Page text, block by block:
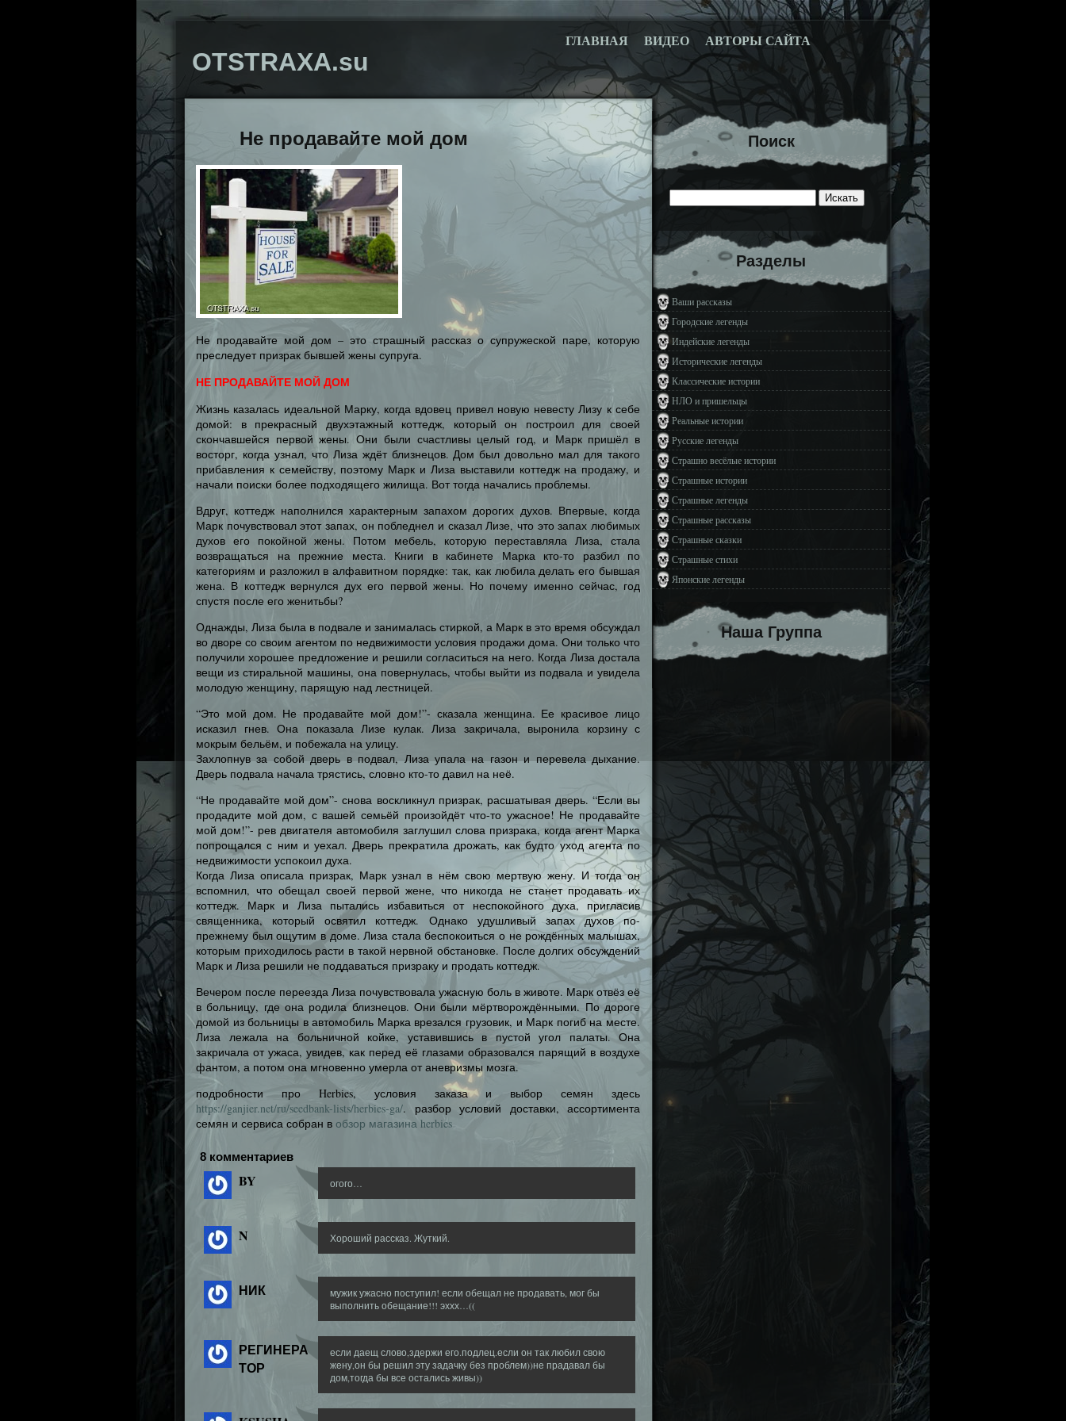
OTSTRAXA.su
ГЛАВНАЯ ВИДЕО АВТОРЫ САЙТА
Не продавайте мой дом
Не продавайте мой дом – это страшный рассказ о супружеской паре, которую
преследует призрак бывшей жены супруга.
НЕ ПРОДАВАЙТЕ МОЙ ДОМ
Жизнь казалась идеальной Марку, когда вдовец привел новую невесту Лизу к себе
домой: в прекрасный двухэтажный коттедж, который он построил для своей
скончавшейся первой жены. Они были счастливы целый год, и Марк пришёл в
восторг, когда узнал, что Лиза ждёт близнецов. Дом был довольно мал для такого
прибавления к семейству, поэтому Марк и Лиза выставили коттедж на продажу, и
начали поиски более подходящего жилища. Вот тогда начались проблемы.
Вдруг, коттедж наполнился характерным запахом дорогих духов. Впервые, когда
Марк почувствовал этот запах, он побледнел и сказал Лизе, что это запах любимых
духов его покойной жены. Потом мебель, которую переставляла Лиза, стала
возвращаться на прежние места. Книги в кабинете Марка кто-то разбил по
категориям и разложил в алфавитном порядке: так, как любила делать его бывшая
жена. В коттедж вернулся дух его первой жены. Но почему именно сейчас, год
спустя после его женитьбы?
Однажды, Лиза была в подвале и занималась стиркой, а Марк в это время обсуждал
во дворе со своим агентом по недвижимости условия продажи дома. Они только что
получили хорошее предложение и решили согласиться на него. Когда Лиза достала
вещи из стиральной машины, она повернулась, чтобы выйти из подвала и увидела
молодую женщину, парящую над лестницей.
“Это мой дом. Не продавайте мой дом!”- сказала женщина. Ее красивое лицо
исказил гнев. Она показала Лизе кулак. Лиза закричала, выронила корзину с
мокрым бельём, и побежала на улицу.
Захлопнув за собой дверь в подвал, Лиза упала на газон и перевела дыхание.
Дверь подвала начала трястись, словно кто-то давил на неё.
“Не продавайте мой дом”- снова воскликнул призрак, расшатывая дверь. “Если вы
продадите мой дом, с вашей семьёй произойдёт что-то ужасное! Не продавайте
мой дом!”- рев двигателя автомобиля заглушил слова призрака, когда агент Марка
попрощался с ним и уехал. Дверь прекратила дрожать, как будто уход агента по
недвижимости успокоил духа.
Когда Лиза описала призрак, Марк узнал в нём свою мертвую жену. И тогда он
вспомнил, что обещал своей первой жене, что никогда не станет продавать их
коттедж. Марк и Лиза пытались избавиться от неспокойного духа, пригласив
священника, который освятил коттедж. Однако удушливый запах духов по-
прежнему был ощутим в доме. Лиза стала беспокоиться о не рождённых малышах,
которым приходилось расти в такой нервной обстановке. После долгих обсуждений
Марк и Лиза решили не поддаваться призраку и продать коттедж.
Вечером после переезда Лиза почувствовала ужасную боль в животе. Марк отвёз её
в больницу, где она родила близнецов. Они были мёртворождёнными. По дороге
домой из больницы в автомобиль Марка врезался грузовик, и Марк погиб на месте.
Лиза лежала на больничной койке, уставившись в пустой угол палаты. Она
закричала от ужаса, увидев, как перед её глазами образовался парящий в воздухе
фантом, а потом она мгновенно умерла от аневризмы мозга.
подробности про Herbies, условия заказа и выбор семян здесь
https://ganjier.net/ru/seedbank-lists/herbies-ga/. разбор условий доставки, ассортимента
семян и сервиса собран в обзор магазина herbies
8 комментариев
BY огого…
N Хороший рассказ. Жуткий.
НИК
мужик ужасно поступил! если обещал не продавать, мог бы
выполнить обещание!!! эххх…((
РЕГИНЕРА
ТОР
если даещ слово,здержи его.подлец.если он так любил свою
жену,он бы решил эту задачку без проблем))не прадавал бы
дом,тогда бы все остались живы))
Поиск
Разделы
Ваши рассказы
Городские легенды
Индейские легенды
Исторические легенды
Классические истории
НЛО и пришельцы
Реальные истории
Русские легенды
Страшно весёлые истории
Страшные истории
Страшные легенды
Страшные рассказы
Страшные сказки
Страшные стихи
Японские легенды
Наша Группа